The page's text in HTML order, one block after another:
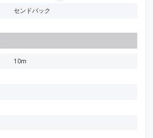
センドバック
10m